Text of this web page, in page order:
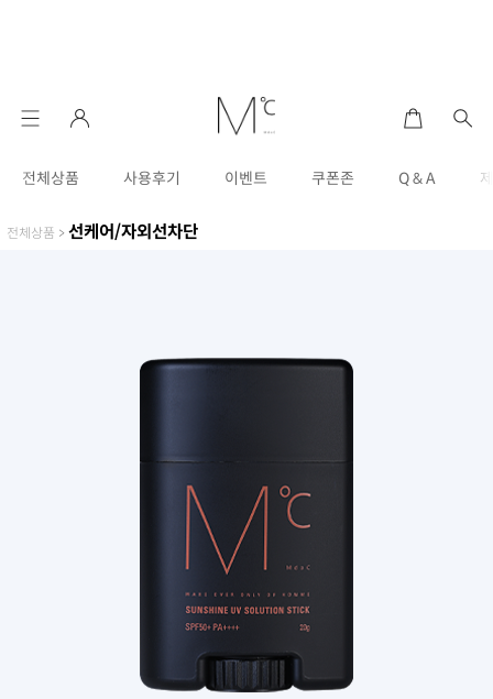
전체상품 사용후기 이벤트 쿠폰존 Q & A
전체상품 > 선케어/자외선차단